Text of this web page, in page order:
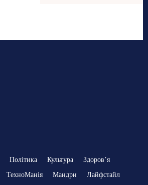
Політика Культура
Здоровʼя
ТехноМанія Мандри
Лайфстайл